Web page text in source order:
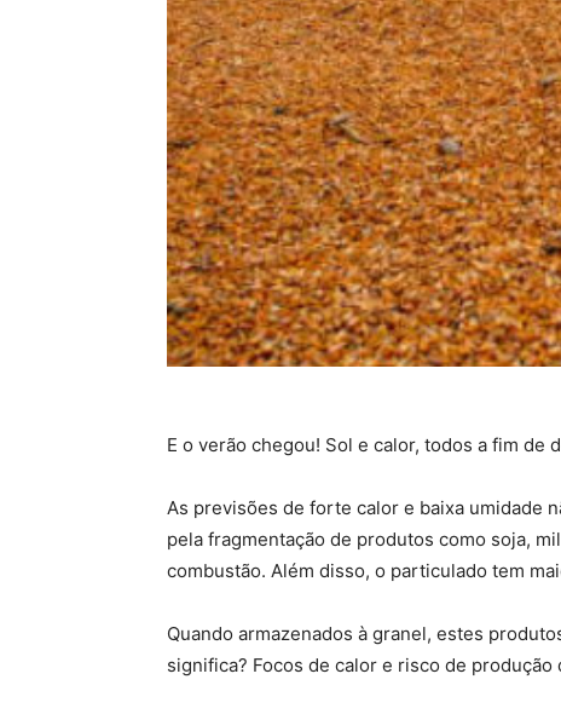
E o verão chegou! Sol e calor, todos a fim de
As previsões de forte calor e baixa umidade
pela fragmentação de produtos como soja,
combustão. Além disso, o particulado tem
Quando armazenados à granel, estes
significa? Focos de calor e risco de